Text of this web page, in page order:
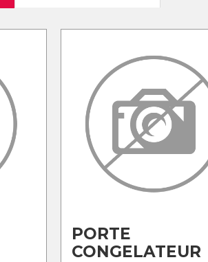
PORTE
CONGELATEUR